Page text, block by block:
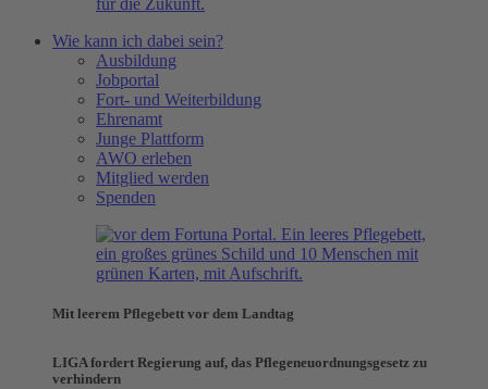
Wie kann ich dabei sein?
Ausbildung
Jobportal
Fort- und Weiterbildung
Ehrenamt
Junge Plattform
AWO erleben
Mitglied werden
Spenden
Mit leerem Pflegebett vor dem Landtag
LIGA fordert Regierung auf, das Pflegeneuordnungsgesetz zu
verhindern